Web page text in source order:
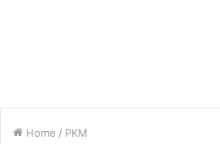
Home / PKM